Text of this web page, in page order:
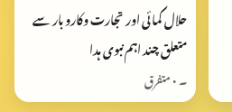
حلال کمائی اور تجارت وکارو بار سے
متعلق چند اہم نبوی ہدا
۔ • متفرق